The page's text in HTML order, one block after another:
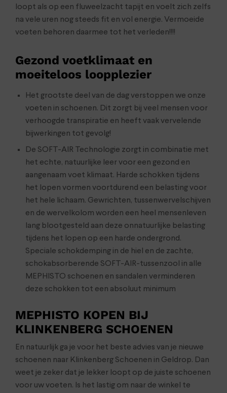
loopt als op een fluweelzacht tapijt en voelt zich zelfs
na vele uren nog steeds fit en vol energie. Vermoeide
voeten behoren daarmee tot het verleden!!!!
Gezond voetklimaat en
moeiteloos loopplezier
Het grootste deel van de dag verstoppen we onze
voeten in schoenen. Dit zorgt bij veel mensen voor
verhoogde transpiratie en heeft vaak vervelende
bijwerkingen tot gevolg!
De SOFT-AIR Technologie zorgt in combinatie met
het echte, natuurlijke leer voor een gezond en
aangenaam voet klimaat. Harde schokken tijdens
het lopen vormen voortdurend een belasting voor
het hele lichaam. Gewrichten, tussenwervelschijven
en de wervelkolom worden een heel mensenleven
lang blootgesteld aan deze onnatuurlijke belasting
tijdens het lopen op een harde ondergrond.
Speciale schokdemping in de hiel en de zachte,
schokabsorberende SOFT-AIR-tussenzool in alle
MEPHISTO schoenen en sandalen verminderen
deze schokken tot een absoluut minimum
MEPHISTO KOPEN BIJ
KLINKENBERG SCHOENEN
En natuurlijk ga je voor het beste advies van je nieuwe
schoenen naar Klinkenberg Schoenen in Geldrop. Dan
weet je zeker dat je lekker loopt op de juiste schoenen
voor uw voeten. Is het lastig om naar de winkel te